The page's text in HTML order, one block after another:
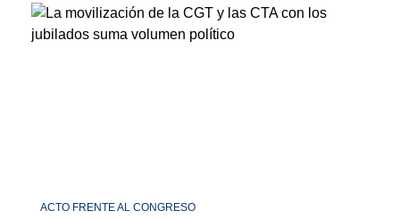
ACTO FRENTE AL CONGRESO